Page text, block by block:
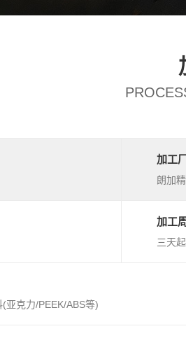
加工
朗加
加工
三天
亚克力/PEEK/ABS等)